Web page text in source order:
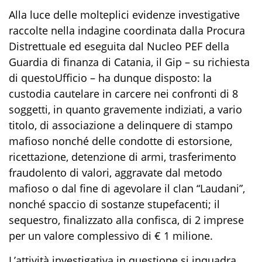
Alla luce delle molteplici evidenze investigative
raccolte nella indagine coordinata dalla Procura
Distrettuale ed eseguita dal Nucleo PEF della
Guardia di finanza di Catania, il Gip – su richiesta
di questoUfficio – ha dunque disposto: la
custodia cautelare in carcere nei confronti di 8
soggetti, in quanto gravemente indiziati, a vario
titolo, di associazione a delinquere di stampo
mafioso nonché delle condotte di estorsione,
ricettazione, detenzione di armi, trasferimento
fraudolento di valori, aggravate dal metodo
mafioso o dal fine di agevolare il clan “Laudani”,
nonché spaccio di sostanze stupefacenti; il
sequestro, finalizzato alla confisca, di 2 imprese
per un valore complessivo di € 1 milione.